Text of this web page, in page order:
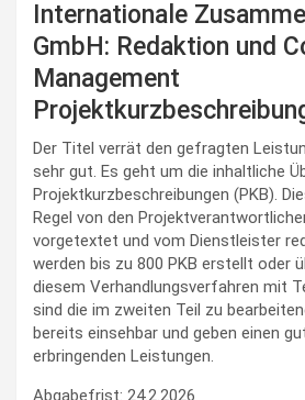
Internationale
GmbH: Redaktion und
Management
Der Titel verrät den gefragten
sehr gut. Es geht um die inhaltliche
Projektkurzbeschreibungen (PKB).
Regel von den
vorgetextet und vom Dienstleister
werden bis zu 800 PKB erstellt oder
diesem Verhandlungsverfahren mit
sind die im zweiten Teil zu
bereits einsehbar und geben einen
erbringenden Leistungen.
Abgabefrist: 24.2.2026